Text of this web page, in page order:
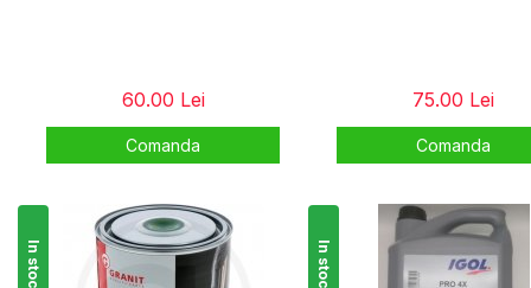
60.00 Lei
Comanda
75.00 Lei
Comanda
In stoc In stoc